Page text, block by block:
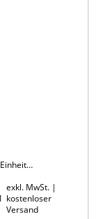
Einheit…
exkl. MwSt. |
kostenloser
Versand